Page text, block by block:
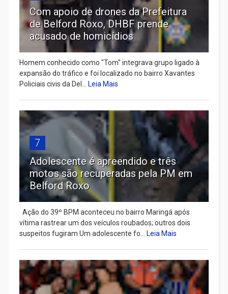
Com apoio de drones da Prefeitura
de Belford Roxo, DHBF prende
acusado de homicídios
Homem conhecido como "Tom" integrava grupo ligado à
expansão do tráfico e foi localizado no bairro Xavantes
Policiais civis da Del... Leia Mais
7
Adolescente é apreendido e três
motos são recuperadas pela PM em
Belford Roxo
Ação do 39º BPM aconteceu no bairro Maringá após
vítima rastrear um dos veículos roubados; outros dois
suspeitos fugiram Um adolescente fo... Leia Mais